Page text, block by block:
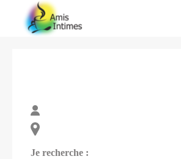
Je recherche :